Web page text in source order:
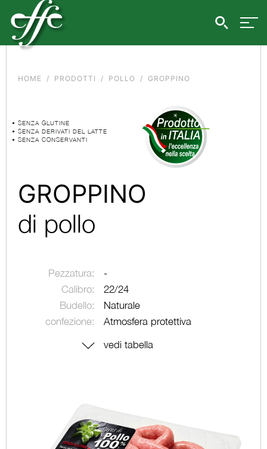
HOME PRODOTTI POLLO GROPPINO
• SENZA GLUTINE
• SENZA DERIVATI DEL LATTE
• SENZA CONSERVANTI
GROPPINO
di pollo
Pezzatura:
-
Calibro:
22/24
Budello:
Naturale
confezione:
Atmosfera protettiva
vedi tabella